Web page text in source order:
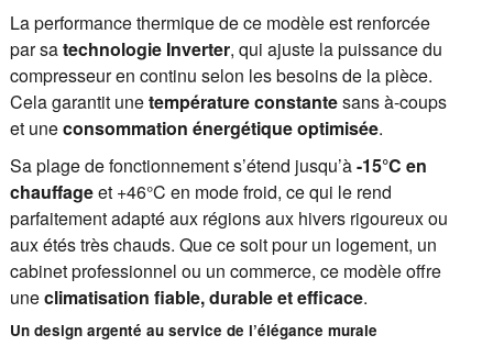
La performance thermique de ce modèle est renforcée
par satechnologie Inverter, qui ajuste la puissance du
compresseur en continu selon les besoins de la pièce.
Cela garantit unetempérature constantesans à-coups
et uneconsommation énergétique optimisée.
Sa plage de fonctionnement s’étend jusqu’à-15°C en
chauffageet +46°C en mode froid, ce qui le rend
parfaitement adapté aux régions aux hivers rigoureux ou
aux étés très chauds. Que ce soit pour un logement, un
cabinet professionnel ou un commerce, ce modèle offre
uneclimatisation fiable, durable et efficace.
Un design argenté au service de l’élégance murale